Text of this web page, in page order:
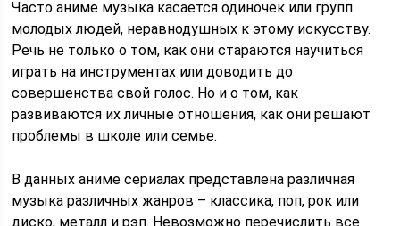
Часто аниме музыка касается одиночек или групп
молодых людей, неравнодушных к этому искусству.
Речь не только о том, как они стараются научиться
играть на инструментах или доводить до
совершенства свой голос. Но и о том, как
развиваются их личные отношения, как они решают
проблемы в школе или семье.
В данных аниме сериалах представлена различная
музыка различных жанров – классика, поп, рок или
диско, металл и рэп. Невозможно перечислить все